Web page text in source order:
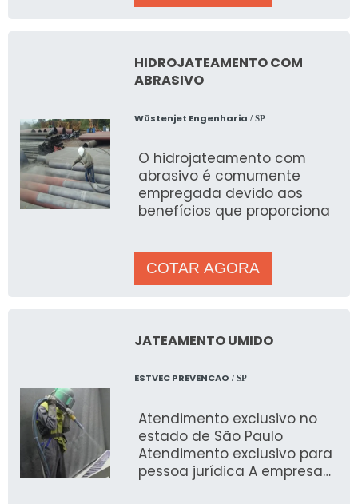
HIDROJATEAMENTO COM
ABRASIVO
Wüstenjet Engenharia / SP
O hidrojateamento com
abrasivo é comumente
empregada devido aos
benefícios que proporciona
COTAR AGORA
JATEAMENTO UMIDO
ESTVEC PREVENCAO / SP
Atendimento exclusivo no
estado de São Paulo
Atendimento exclusivo para
pessoa jurídica A empresa